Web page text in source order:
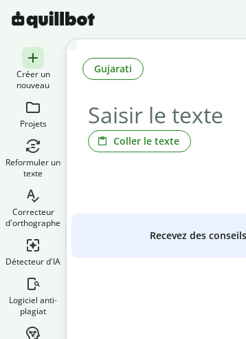
Créer un
nouveau
Projets
Reformuler un
texte
Correcteur
d'orthographe
Détecteur d'IA
Logiciel anti-
plagiat
Coller le texte
Gujarati
Recevez des